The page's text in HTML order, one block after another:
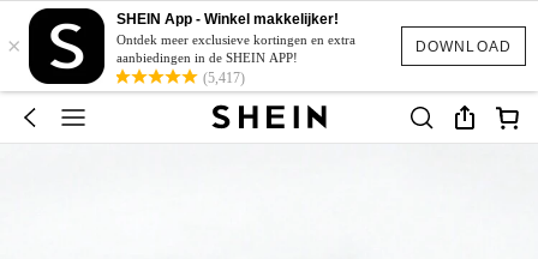
DOWNLOAD
×
SHEIN App - Winkel makkelijker!
Ontdek meer exclusieve kortingen en extra
aanbiedingen in de SHEIN APP!
(5,417)